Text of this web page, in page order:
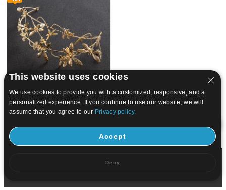
US$ 6 4.8
the
This website uses cookies
We use cookies to provide you with a customized, responsive, and a
personalized experience. If you continue to use our website, we will
assume that you agree to our Privacy policy.
Accept
Deny